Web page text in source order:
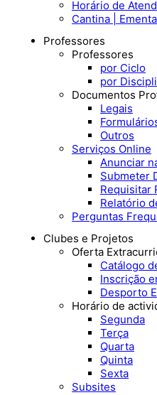
Horário de
Cantina | Ementa
Professores
Professores
por Ciclo
por
Documentos
Legais
Outros
Serviços Online
Anunciar
Submeter
Requisitar
Relatório
Perguntas
Clubes e Projetos
Oferta
Catálogo
Inscrição
Desporto
Horário de
Segunda
Terça
Quarta
Quinta
Sexta
Subsites